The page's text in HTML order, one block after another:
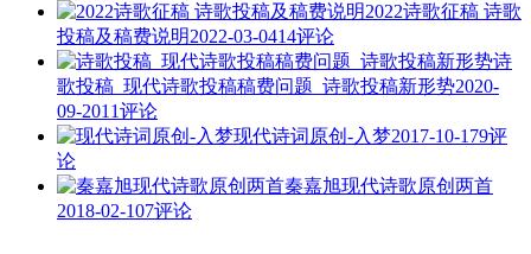
2022诗歌征稿 诗歌
投稿及稿费说明2022-03-0414评论
诗
歌投稿_现代诗歌投稿稿费问题_诗歌投稿新形势2020-
09-2011评论
现代诗词原创-入梦2017-10-179评
论
秦嘉旭现代诗歌原创两首
2018-02-107评论